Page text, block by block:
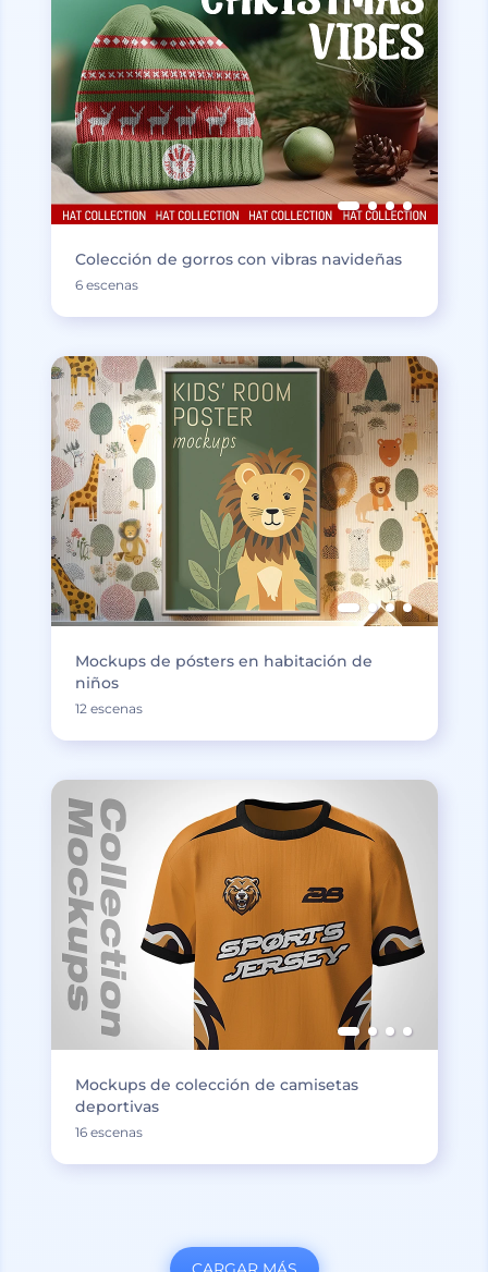
Colección de gorros con vibras navideñas
6 escenas
Mockups de pósters en habitación de
niños
12 escenas
Mockups de colección de camisetas
deportivas
16 escenas